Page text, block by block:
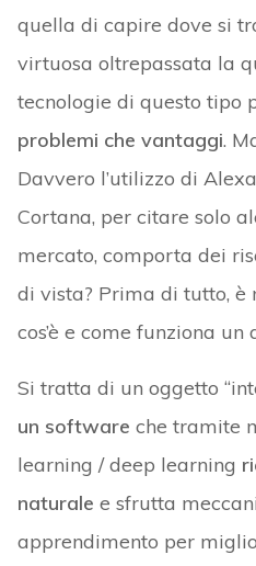
quella di capire dove si
virtuosa oltrepassata la
tecnologie di questo tipo
problemi che vantaggi.
Davvero l’utilizzo di
Cortana, per citare solo
mercato, comporta dei
di vista? Prima di tutto, è
cos’è e come funziona un
Si tratta di un oggetto
un software che tramite
learning / deep learning
naturale e sfrutta
apprendimento per